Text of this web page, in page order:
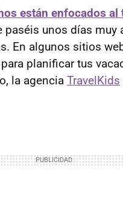
están enfocados
paséis unos días muy
En algunos sitios
planificar tus
la agencia TravelKids